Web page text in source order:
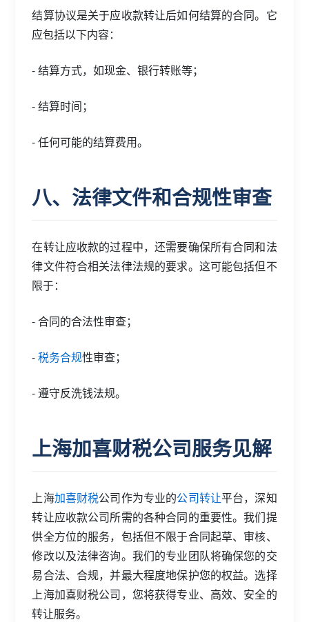
结算协议是关于应收款转让后如何结算的合同。它
应包括以下内容：
- 结算方式，如现金、银行转账等；
- 结算时间；
- 任何可能的结算费用。
八、法律文件和合规性审查
在转让应收款的过程中，还需要确保所有合同和法
律文件符合相关法律法规的要求。这可能包括但不
限于：
- 合同的合法性审查；
-税务合规性审查；
- 遵守反洗钱法规。
上海加喜财税公司服务见解
上海加喜财税公司作为专业的公司转让平台，深知
转让应收款公司所需的各种合同的重要性。我们提
供全方位的服务，包括但不限于合同起草、审核、
修改以及法律咨询。我们的专业团队将确保您的交
易合法、合规，并最大程度地保护您的权益。选择
上海加喜财税公司，您将获得专业、高效、安全的
转让服务。